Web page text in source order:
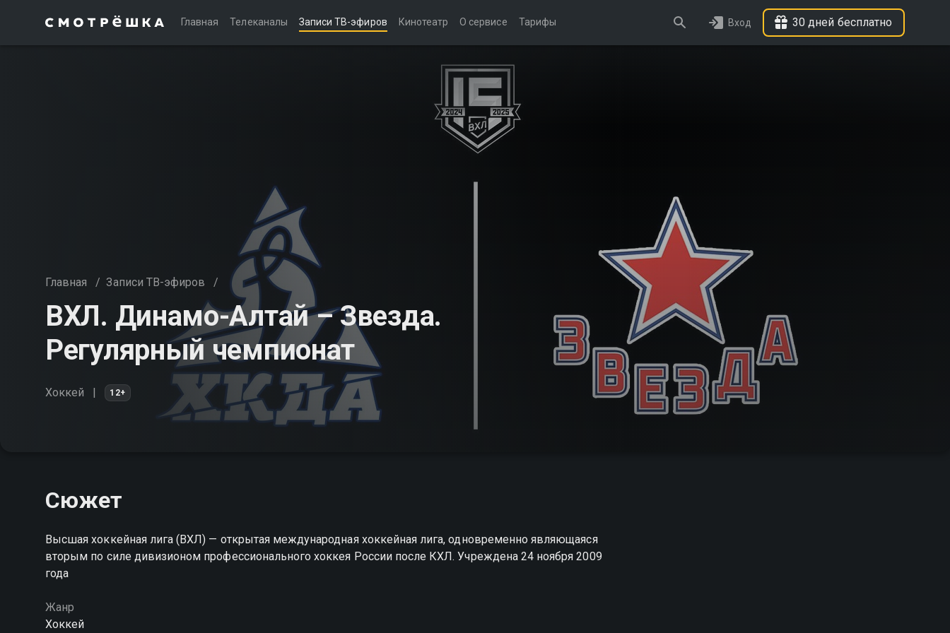
Главная Телеканалы Записи ТВ-эфиров Кинотеатр О сервисе Тарифы Вход 30 дней бесплатно
Главная / Записи ТВ-эфиров /
ВХЛ. Динамо-Алтай – Звезда.
Регулярный чемпионат
Хоккей 12+
Сюжет
Высшая хоккейная лига (ВХЛ) — открытая международная хоккейная лига, одновременно являющаяся
вторым по силе дивизионом профессионального хоккея России после КХЛ. Учреждена 24 ноября 2009
года
Жанр
Хоккей